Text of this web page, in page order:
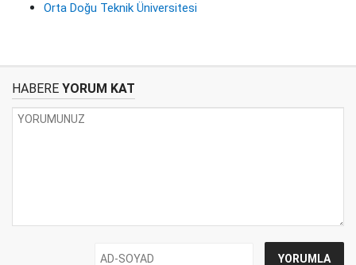
Orta Doğu Teknik Üniversitesi
HABERE YORUM KAT